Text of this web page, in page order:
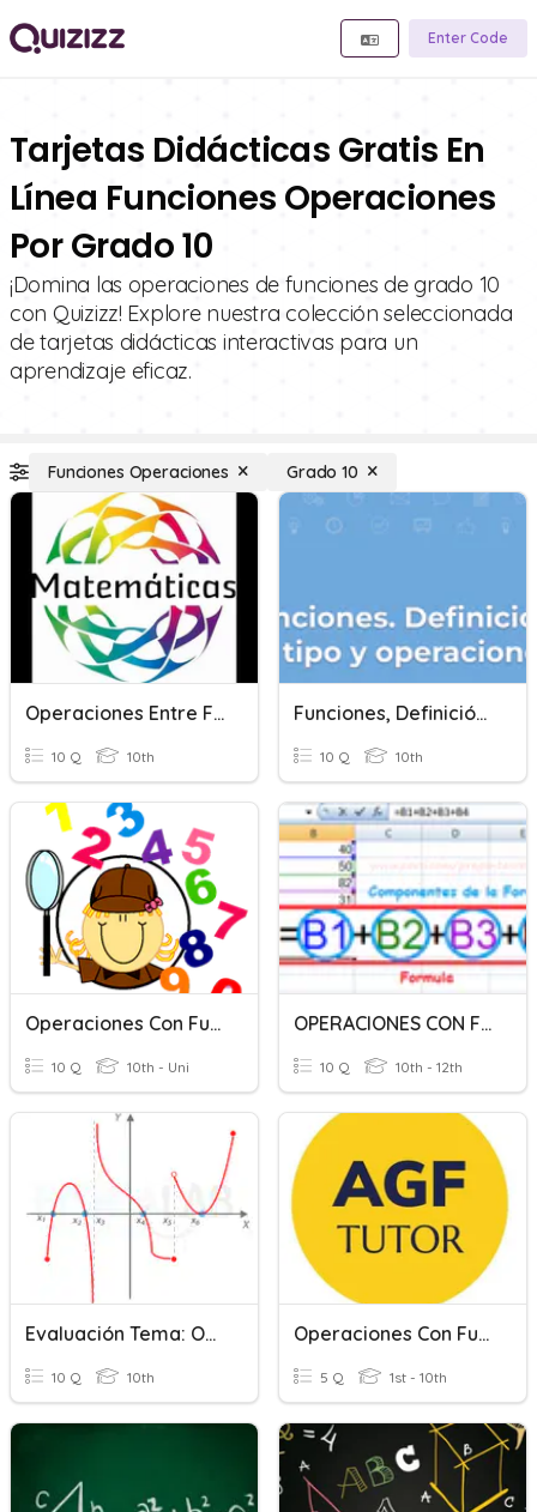
Enter Code
Tarjetas Didácticas Gratis En
Línea Funciones Operaciones
Por Grado 10
¡Domina las operaciones de funciones de grado 10
con Quizizz! Explore nuestra colección seleccionada
de tarjetas didácticas interactivas para un
aprendizaje eficaz.
Funciones Operaciones Grado 10
Operaciones Entre Funciones
10 Q 10th
Funciones, Definición Y Operaciones.
10 Q 10th
Operaciones Con Funciones Y Composición
10 Q 10th - Uni
OPERACIONES CON FORMULAS Y FUNCIONES
10 Q 10th - 12th
Evaluación Tema: Operaciones Con Funciones
10 Q 10th
Operaciones Con Funciones
5 Q 1st - 10th